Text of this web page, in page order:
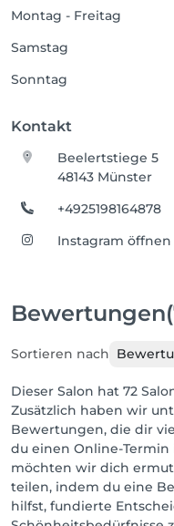
Montag - Freitag
Samstag
Sonntag
Kontakt
Beelertstiege 5
48143 Münster
+4925198164878
Instagram öffnen
Bewertungen
Sortieren nach
Dieser Salon hat 72
Zusätzlich haben wir
Bewertungen, die dir
du einen Online-
möchten wir dich
teilen, indem du eine
hilfst, fundierte